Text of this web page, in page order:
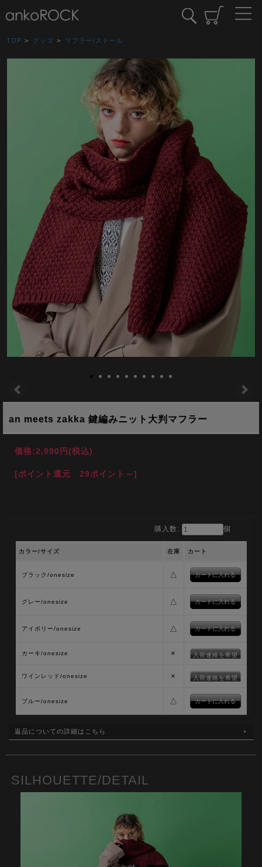
TOP > グッズ > マフラー/ストール
an meets zakka 鍵編みニット大判マフラー
価格:2,990円(税込)
[ポイント還元 29ポイント～]
購入数: 個
カラー/サイズ 在庫 カート
ブラック/onesize △
グレー/onesize △
アイボリー/onesize △
カーキ/onesize × 入荷連絡を希望
ワインレッド/onesize × 入荷連絡を希望
ブルー/onesize △
返品についての詳細はこちら
SILHOUETTE/DETAIL